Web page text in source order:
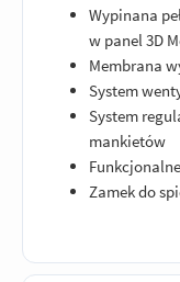
Wypinana
w panel 3D
Membrana
System
System
mankietów
Zamek do